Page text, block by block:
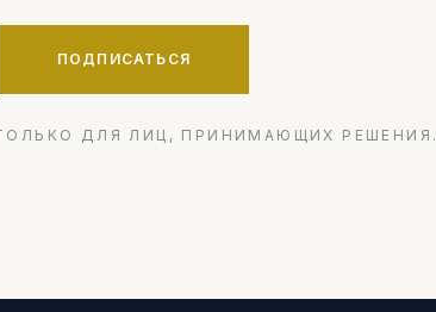
ПОДПИСАТЬСЯ
ДЛЯ ЛИЦ, ПРИНИМАЮЩИХ РЕШЕНИЯ.